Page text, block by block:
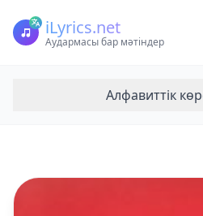
iLyrics.net
Аудармасы бар мәтіндер
Алфавиттік